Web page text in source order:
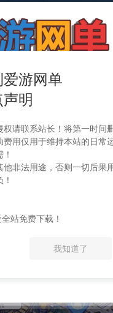
游网单
明
请联系站长！将第一时间
用仅用于维持本站的日常
！
非法用途，否则一切后果
！
站免费下载！
我知道了